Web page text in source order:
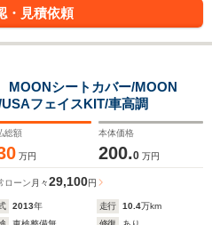
・見積依頼
シートカバー/MOON
フェイスKIT/車高調
総額
万円
本体価格
200.0 万円
ローン 月々29,100円
2013年 走行 10.4万km